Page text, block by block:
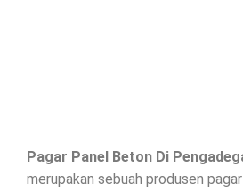
Pagar Panel Beton Di
merupakan sebuah produsen